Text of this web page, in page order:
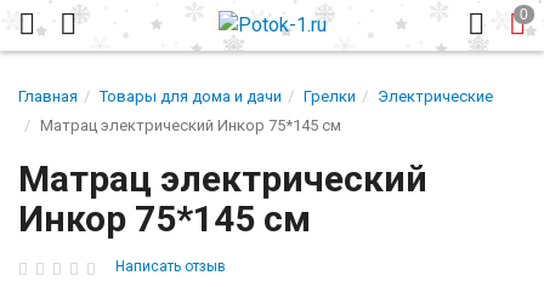
Главная Товары для дома и дачи Грелки
Электрические
Матрац электрический Инкор 75*145 см
Матрац электрический
Инкор 75*145 см
Написать отзыв